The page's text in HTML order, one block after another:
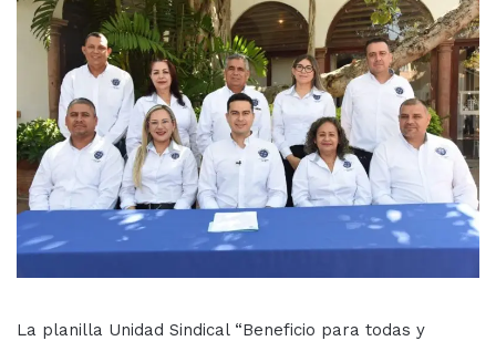
La planilla Unidad Sindical “Beneficio para todas y